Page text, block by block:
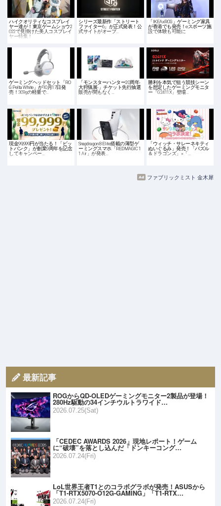
ハイクオリティなコスプレイ
ヤー達が！東京ゲームショウ2
022で見掛けた美人コスプレイ
ヤー特集！
シリーズ最新作「ストリート
ファイター6」が正式発表！公
式サイトがオープ…
「IKEAxROG」ゲーミング家具
が香港でも発売！eスポーツ施
設で体験も可能に
ゲーミングヘッドセット「RO
G Pelta White」が10月17日発
売！309gの軽量で…
「モンスターハンター20周年-
大狩猟展-」チケット先行抽選
販売が間もなく…
勝利を本気で狙う競技シーン
を想定したゲーミングモニタ
ー「G2411X」登場…
現金99,999円が当たる！「ビッ
トバンク」が創業9周年を記念
してキャンペー…
Snapdragon 8 Elite搭載の薄型ゲ
ーミングスマホ「REDMAGIC 1
1 Air」が発表…
「ウィッチ・サレーネキティ
ぬいぐるみ」発売！「パズル
＆ドラゴンズ」×「…
ファブリックミスト 金木犀
最新記事
ROGからQD-OLEDゲーミングモニター2製品が登場！
280Hz駆動の34インチウルトラワイド…
2026.07.25(Sat)
「CEDEC AWARDS 2026」現地レポート！ゲーム
に“破壊”を落とし込んだ「ドンキーコング…
2026.07.24(Fri)
LoL世界王者T1とのコラボグラボが発売！ASUSから
「T1-RTX5070-O12G-GAMING」「T1-RTX…
2026.07.24(Fri)